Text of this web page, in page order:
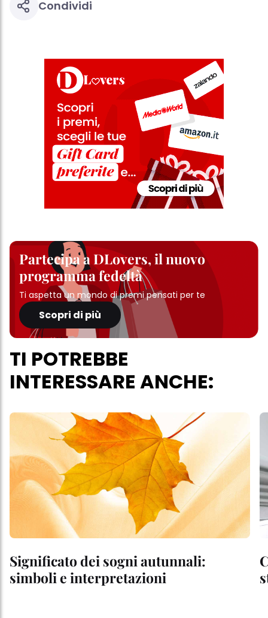
Condividi
Partecipa a DLovers, il nuovo
programma fedeltà
Ti aspetta un mondo di premi pensati per te
Scopri di più
TI POTREBBE
INTERESSARE ANCHE:
Significato dei sogni autunnali:
simboli e interpretazioni